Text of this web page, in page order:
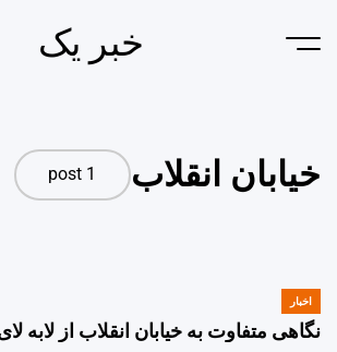
Menu خبر یک
خیابان انقلاب 1 post
POSTED
IN
اخبار
نگاهی متفاوت به خیابان انقلاب از لابه